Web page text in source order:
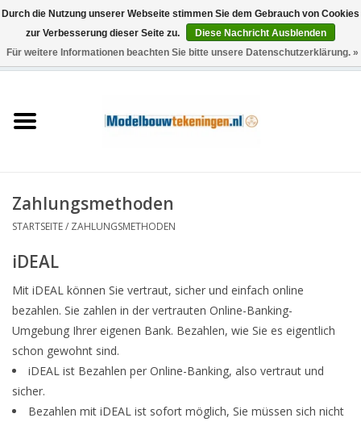
0 Artikel - €0,00
Schiffe
Holzbau
Landschaft
Maschinen
Dokumentation
Zeitschriften
Zahlungsmethoden
STARTSEITE/ ZAHLUNGSMETHODEN
iDEAL
Mit iDEAL können Sie vertraut, sicher und einfach online
bezahlen. Sie zahlen in der vertrauten Online-Banking-
Umgebung Ihrer eigenen Bank. Bezahlen, wie Sie es eigentlich
schon gewohnt sind.
iDEAL ist Bezahlen per Online-Banking, also vertraut und
sicher.
Bezahlen mit iDEAL ist sofort möglich, Sie müssen sich nicht
Durch die Nutzung unserer Webseite stimmen Sie dem Gebrauch von Cookies
zur Verbesserung dieser Seite zu.
Diese Nachricht Ausblenden
Für weitere Informationen beachten Sie bitte unsere Datenschutzerklärung. »